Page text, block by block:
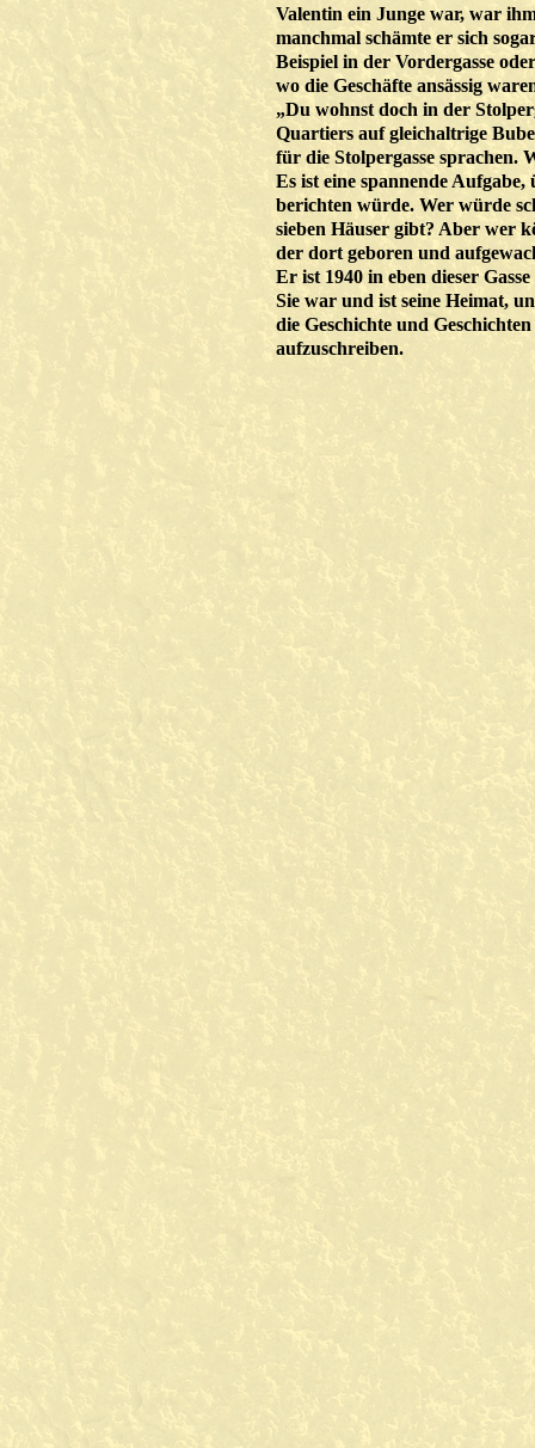
Valentin ein Junge war, war
manchmal schämte er sich
Beispiel in der Vordergasse
wo die Geschäfte ansässig
„Du wohnst doch in der
Quartiers auf gleichaltrige
für die Stolpergasse sprachen.
Es ist eine spannende
berichten würde. Wer würde
sieben Häuser gibt? Aber wer
der dort geboren und
Er ist 1940 in eben dieser
Sie war und ist seine Heimat,
die Geschichte und
aufzuschreiben.